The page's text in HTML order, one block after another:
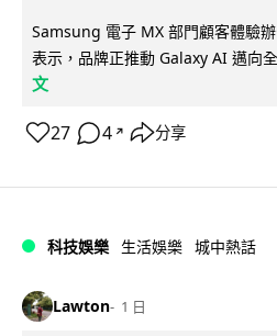
Samsung 電子 MX 部門顧客體驗
表示，品牌正推動 Galaxy AI 邁向
文
27 4 ↗ 分享
科技娛樂 生活娛樂 城中熱話
Lawton 1 日